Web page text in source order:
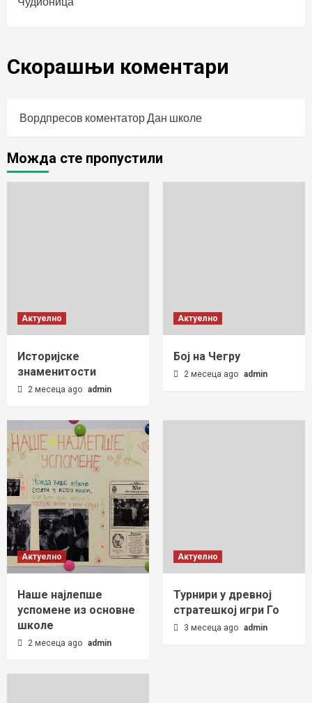
Скорашњи коментари
Вордпресов коментаторДан школе
Можда сте пропустили
Актуелно
Историјске
знаменитости
2 месеца ago admin
Актуелно
Бој на Чегру
2 месеца ago admin
Актуелно
Наше најлепше
успомене из основне
школе
2 месеца ago admin
Актуелно
Турнири у древној
стратешкој игри Го
3 месеца ago admin